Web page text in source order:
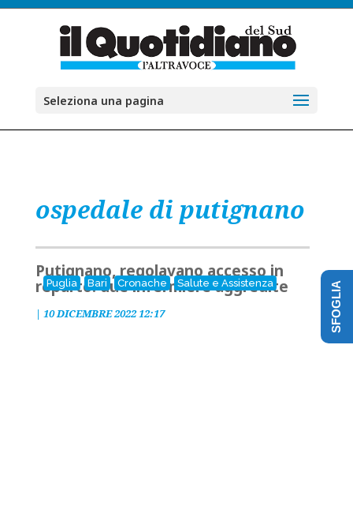
Seleziona una pagina
ospedale di putignano
Puglia Bari Cronache Salute e Assistenza
Putignano, regolavano accesso in
reparto: due infermiere aggredite
| 10 DICEMBRE 2022 12:17 SFOGLIA